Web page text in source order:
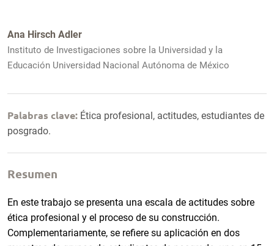
Ana Hirsch Adler
Instituto de Investigaciones sobre la Universidad y la
Educación Universidad Nacional Autónoma de México
Palabras clave: Ética profesional, actitudes, estudiantes de
posgrado.
Resumen
En este trabajo se presenta una escala de actitudes sobre
ética profesional y el proceso de su construcción.
Complementariamente, se refiere su aplicación en dos